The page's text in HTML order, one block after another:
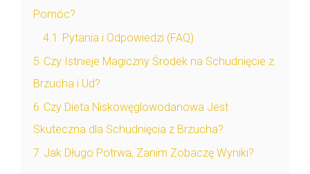
Pomóc?
4.1
Pytania i Odpowiedzi (FAQ)
5 Czy Istnieje Magiczny Środek na Schudnięcie z
Brzucha i Ud?
6 Czy Dieta Niskowęglowodanowa Jest
Skuteczna dla Schudnięcia z Brzucha?
7 Jak Długo Potrwa, Zanim Zobaczę Wyniki?